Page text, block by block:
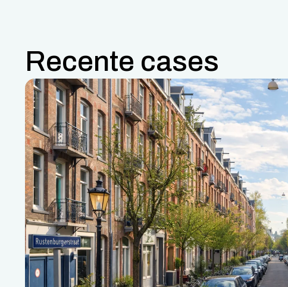
Recente cases